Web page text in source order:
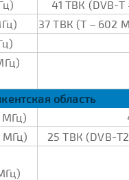
41 ТВК (DVB-
37 ТВК (Т – 602
область
МГц)
МГц) 25 ТВК (DVB-